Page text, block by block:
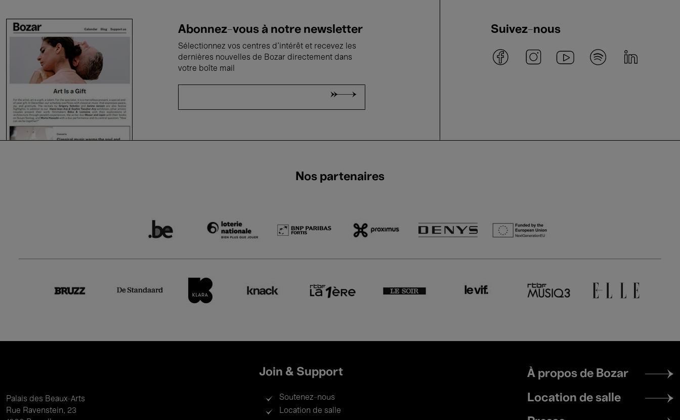
Abonnez-vous à notre newsletter
Sélectionnez vos centres d'intérêt et recevez les
dernières nouvelles de Bozar directement dans
votre boîte mail
Suivez-nous
Nos partenaires
Palais des Beaux-Arts
Rue Ravenstein, 23
Join & Support
Soutenez-nous
Location de salle
Footer
menu
À propos de Bozar
Location de salle